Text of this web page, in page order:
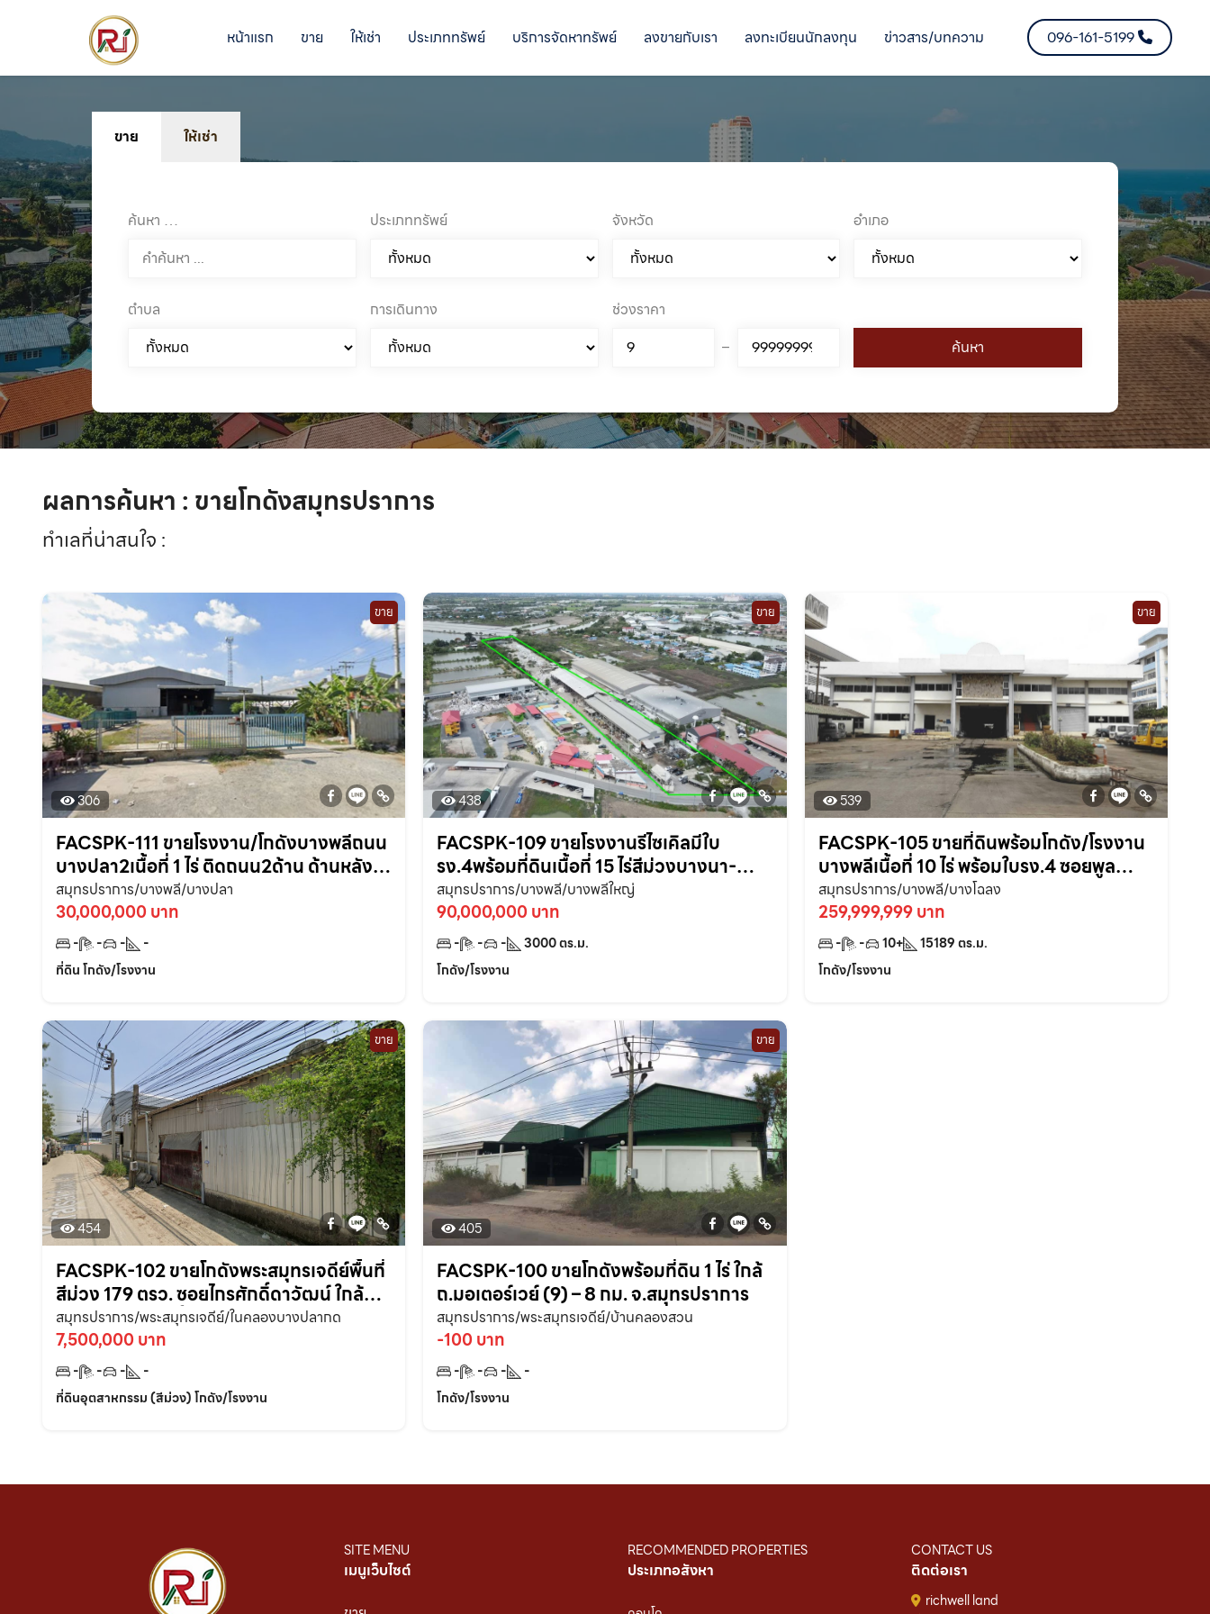
หน้าแรก ขาย ให้เช่า ประเภททรัพย์ บริการจัดหาทรัพย์ ลงขายกับเรา ลงทะเบียนนักลงทุน ข่าวสาร/บทความ 096-161-5199
ขาย ให้เช่า
ค้นหา … ประเภททรัพย์ จังหวัด อำเภอ
ตำบล การเดินทาง
ช่วงราคา
–
ผลการค้นหา : ขายโกดังสมุทรปราการ
ทำเลที่น่าสนใจ :
ขาย
306
FACSPK-111 ขายโรงงาน/โกดังบางพลีถนน
บางปลา2เนื้อที่ 1 ไร่ ติดถนน2ด้าน ด้านหลัง
ติดลำรางสาธารณะ ใกล้นิคมบางปู-9กม.
จ.สมุทรปราการ
สมุทรปราการ/บางพลี/บางปลา
30,000,000 บาท
- - -
-
ที่ดิน โกดัง/โรงงาน
ขาย
438
FACSPK-109 ขายโรงงานรีไซเคิลมีใบ
รง.4พร้อมที่ดินเนื้อที่ 15 ไร่สีม่วงบางนา-
ตราดกม.23(ทำเลทอง) บางเสาธง อ.บางพลี
สมุทรปราการ
สมุทรปราการ/บางพลี/บางพลีใหญ่
90,000,000 บาท
- - - 3000ตร.ม.
โกดัง/โรงงาน
ขาย
539
FACSPK-105 ขายที่ดินพร้อมโกดัง/โรงงาน
บางพลีเนื้อที่ 10 ไร่ พร้อมใบรง.4 ซอยพูล
เจริญ ใกล้ถนนเส้นบางนาตราดกม.16-
500เมตร จ.สมุทรปราการ
สมุทรปราการ/บางพลี/บางโฉลง
259,999,999 บาท
- - 10+ 15189ตร.ม.
โกดัง/โรงงาน
ขาย
454
FACSPK-102 ขายโกดังพระสมุทรเจดีย์พื้นที่
สีม่วง 179 ตรว. ซอยไกรศักดิ์ดาวัฒน์ ใกล้
ถนนเส้นสุขสวัสดิ์ 303 – 3 กม.
จ.สมุทรปราการ
สมุทรปราการ/พระสมุทรเจดีย์/ในคลองบางปลากด
7,500,000 บาท
- - -
-
ที่ดินอุตสาหกรรม (สีม่วง) โกดัง/โรงงาน
ขาย
405
FACSPK-100 ขายโกดังพร้อมที่ดิน 1 ไร่ ใกล้
ถ.มอเตอร์เวย์ (9) – 8 กม. จ.สมุทรปราการ
สมุทรปราการ/พระสมุทรเจดีย์/บ้านคลองสวน
-100 บาท
- - -
-
โกดัง/โรงงาน
SITE MENU
เมนูเว็บไซต์
RECOMMENDED PROPERTIES
ประเภทอสังหา
CONTACT US
ติดต่อเรา
richwell land